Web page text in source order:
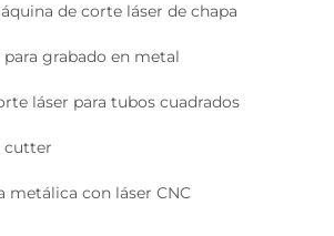
de corte láser de chapa
grabado en metal
láser para tubos cuadrados
cutter
metálica con láser CNC